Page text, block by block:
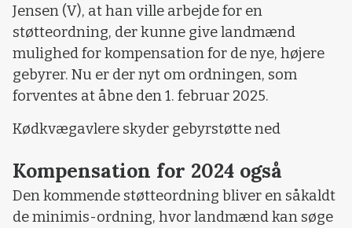
Jensen (V), at han ville arbejde for en
støtteordning, der kunne give landmænd
mulighed for kompensation for de nye, højere
gebyrer. Nu er der nyt om ordningen, som
forventes at åbne den 1. februar 2025.
Kødkvægavlere skyder gebyrstøtte ned
Kompensation for 2024 også
Den kommende støtteordning bliver en såkaldt
de minimis-ordning, hvor landmænd kan søge